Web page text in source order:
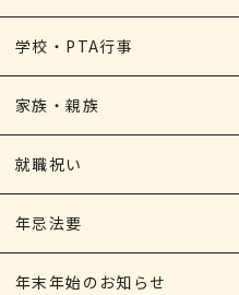
学校・PTA行事
家族・親族
就職祝い
年忌法要
年末年始のお知らせ